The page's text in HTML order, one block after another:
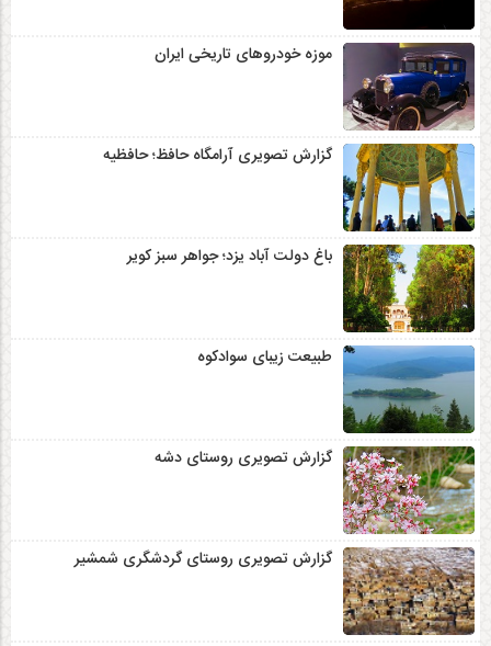
موزه خودروهای تاریخی ایران
گزارش تصویری آرامگاه حافظ؛ حافظیه‎
باغ دولت آباد یزد؛ جواهر سبز کویر
طبیعت زیبای سوادکوه
گزارش تصویری روستای دشه
گزارش تصویری روستای گردشگری شمشیر